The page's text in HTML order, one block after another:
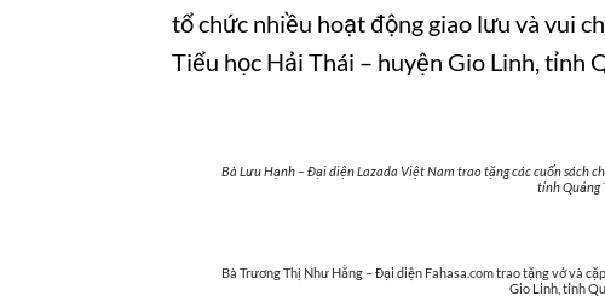
tổ chức nhiều hoạt động giao lưu và vui
Tiểu học Hải Thái – huyện Gio Linh, tỉnh
Bà Lưu Hạnh – Đại diện Lazada Việt Nam trao tặng các cuốn sách
tỉnh Quảng
Bà Trương Thị Như Hằng – Đại diện Fahasa.com trao tặng vở và
Gio Linh, tỉnh